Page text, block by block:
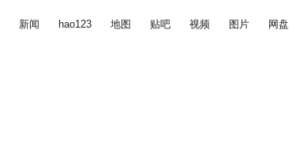
新闻 hao123 地图 贴吧 视频 图片 网盘